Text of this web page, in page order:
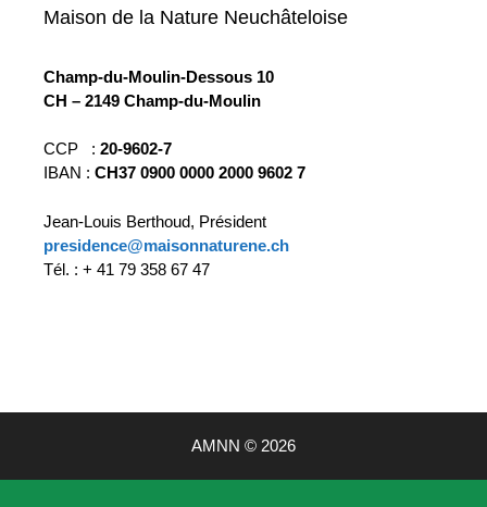
Maison de la Nature Neuchâteloise
Champ-du-Moulin-Dessous 10
CH – 2149 Champ-du-Moulin
CCP : 20-9602-7
IBAN : CH37 0900 0000 2000 9602 7
Jean-Louis Berthoud, Président
presidence@maisonnaturene.ch
Tél. : + 41 79 358 67 47
AMNN © 2026